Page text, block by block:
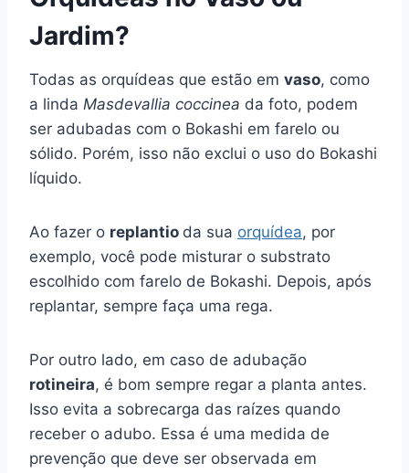
Jardim?
Todas as orquídeas que estão em vaso, como
a linda Masdevallia coccinea da foto, podem
ser adubadas com o Bokashi em farelo ou
sólido. Porém, isso não exclui o uso do Bokashi
líquido.
Ao fazer o replantio da sua orquídea, por
exemplo, você pode misturar o substrato
escolhido com farelo de Bokashi. Depois, após
replantar, sempre faça uma rega.
Por outro lado, em caso de adubação
rotineira, é bom sempre regar a planta antes.
Isso evita a sobrecarga das raízes quando
receber o adubo. Essa é uma medida de
prevenção que deve ser observada em